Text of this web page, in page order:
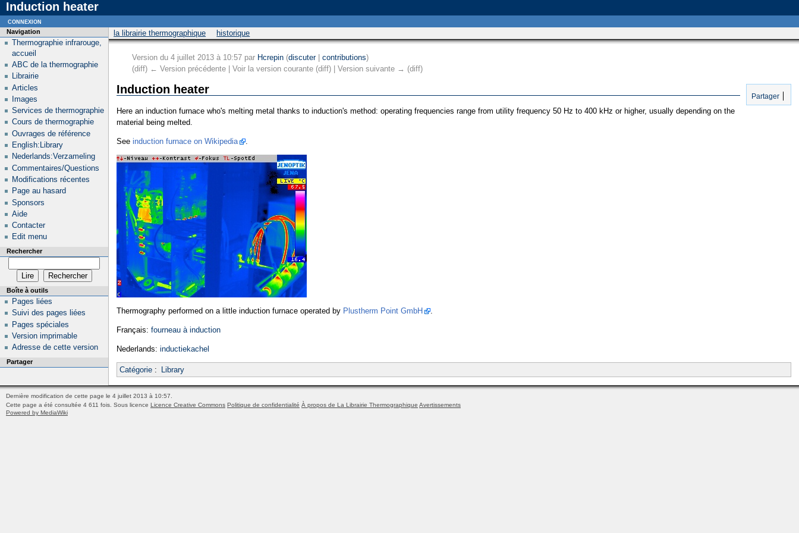
Induction heater
la librairie thermographique historique
Version du 4 juillet 2013 à 10:57 par Hcrepin (discuter| contributions)
(diff) ← Version précédente | Voir la version courante (diff) | Version suivante → (diff)
Partager
Induction heater
Here an induction furnace who's melting metal thanks to induction's method: operating frequencies range from utility frequency 50 Hz to 400 kHz or higher, usually depending on the
material being melted.
See induction furnace on Wikipedia .
Thermography performed on a little induction furnace operated by Plustherm Point GmbH .
Français: fourneau à induction
Nederlands: inductiekachel
Catégorie: Library
Navigation
Thermographie infrarouge,
accueil
ABC de la thermographie
Librairie
Articles
Images
Services de thermographie
Cours de thermographie
Ouvrages de référence
English:Library
Nederlands:Verzameling
Commentaires/Questions
Modifications récentes
Page au hasard
Sponsors
Aide
Contacter
Edit menu
Rechercher
Boîte à outils
Pages liées
Suivi des pages liées
Pages spéciales
Version imprimable
Adresse de cette version
Partager
connexion
Dernière modification de cette page le 4 juillet 2013 à 10:57.
Cette page a été consultée 4 611 fois. Sous licence Licence Creative Commons Politique de confidentialité À propos de La Librairie Thermographique Avertissements
Powered by MediaWiki